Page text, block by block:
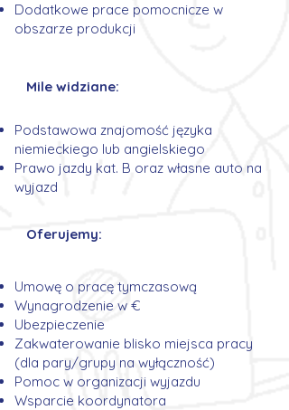
Dodatkowe prace pomocnicze w
obszarze produkcji
Mile widziane:
Podstawowa znajomość języka
niemieckiego lub angielskiego
Prawo jazdy kat. B oraz własne auto na
wyjazd
Oferujemy:
Umowę o pracę tymczasową
Wynagrodzenie w €
Ubezpieczenie
Zakwaterowanie blisko miejsca pracy
(dla pary/grupy na wyłączność)
Pomoc w organizacji wyjazdu
Wsparcie koordynatora